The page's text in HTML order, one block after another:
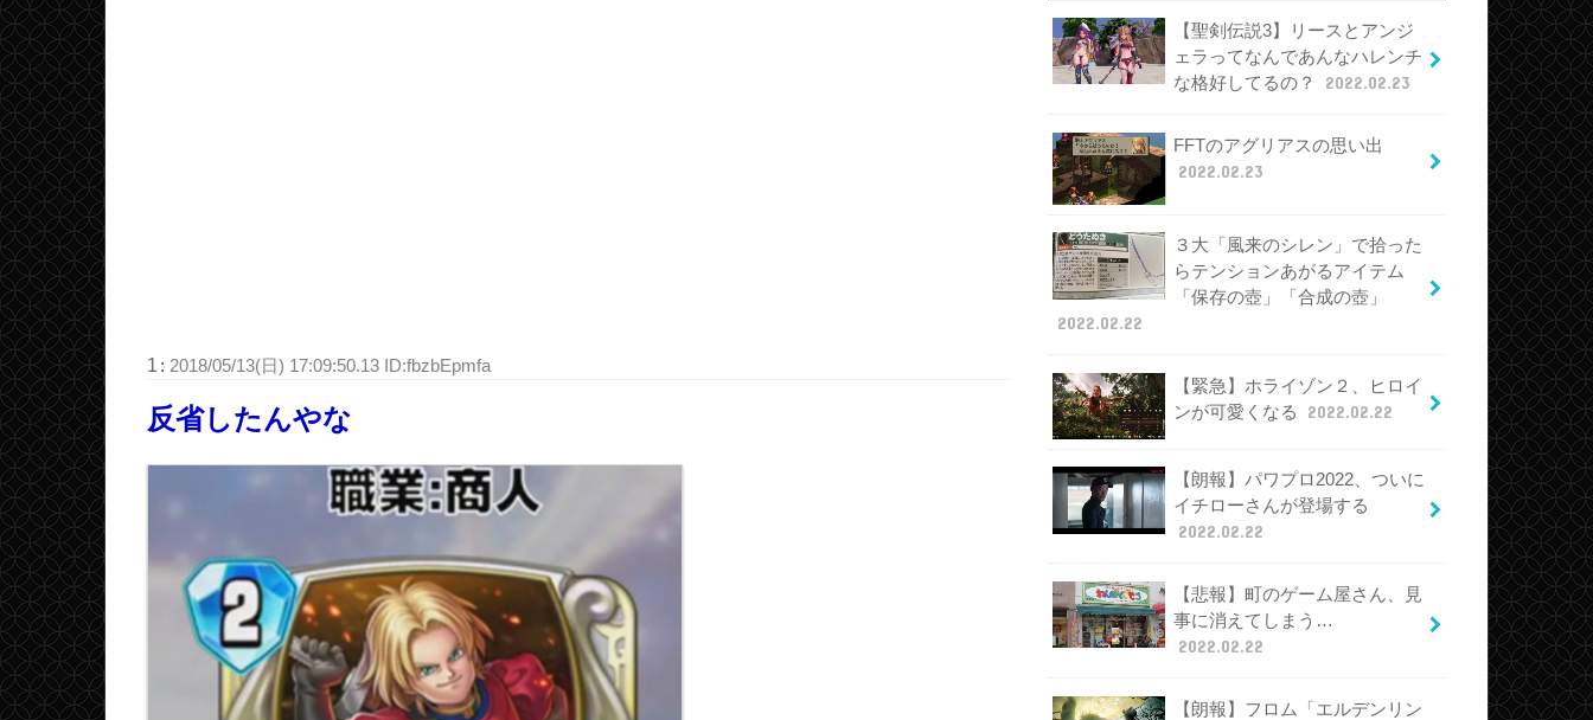
1 : 2018/05/13(日) 17:09:50.13 ID:fbzbEpmfa
反省したんやな
【聖剣伝説3】リースとアンジ
ェラってなんであんなハレンチ
な格好してるの？
2022.02.23
FFTのアグリアスの思い出
2022.02.23
３大「風来のシレン」で拾った
らテンションあがるアイテム
「保存の壺」「合成の壺」
2022.02.22
【緊急】ホライゾン２、ヒロイ
ンが可愛くなる
2022.02.22
【朗報】パワプロ2022、ついに
イチローさんが登場する
2022.02.22
【悲報】町のゲーム屋さん、見
事に消えてしまう…
2022.02.22
【朗報】フロム「エルデンリン